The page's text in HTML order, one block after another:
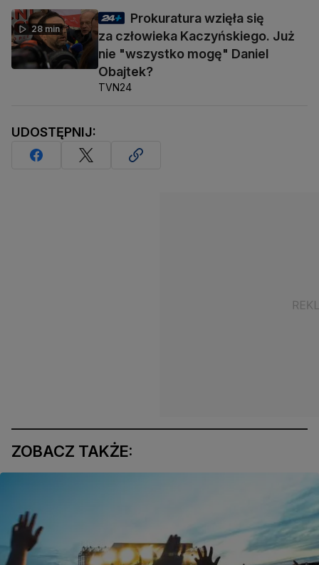
28 min
Prokuratura wzięła się
za człowieka Kaczyńskiego. Już
nie "wszystko mogę" Daniel
Obajtek?
TVN24
UDOSTĘPNIJ:
ZOBACZ TAKŻE: